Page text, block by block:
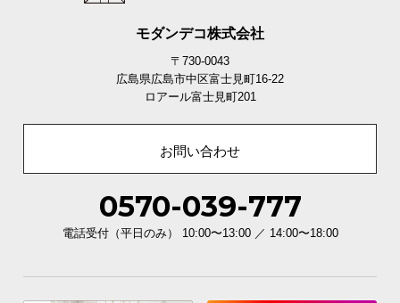
モダンデコ株式会社
〒730-0043
広島県広島市中区富士見町16-22
ロアール富士見町201
お問い合わせ
0570-039-777
電話受付（平日のみ） 10:00〜13:00 ／ 14:00〜18:00